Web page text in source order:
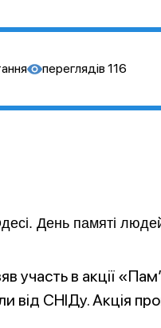
переглядів 116
День памяті
участь в акції
від СНІДу. Акція